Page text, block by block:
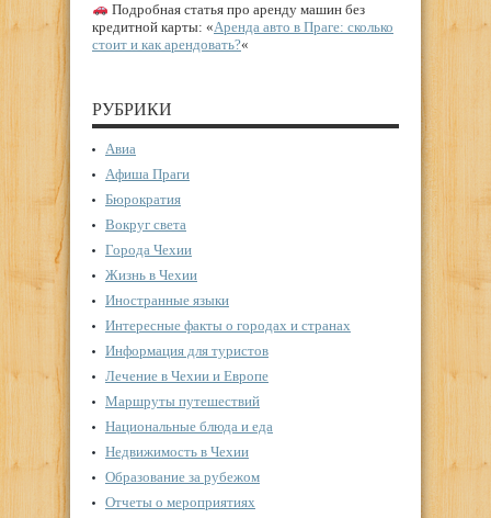
Подробная статья про аренду машин без
кредитной карты: «Аренда авто в Праге: сколько
стоит и как арендовать?«
РУБРИКИ
Авиа
Афиша Праги
Бюрократия
Вокруг света
Города Чехии
Жизнь в Чехии
Иностранные языки
Интересные факты о городах и странах
Информация для туристов
Лечение в Чехии и Европе
Маршруты путешествий
Национальные блюда и еда
Недвижимость в Чехии
Образование за рубежом
Отчеты о мероприятиях